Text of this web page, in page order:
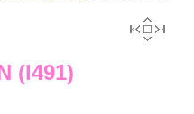
(I491)